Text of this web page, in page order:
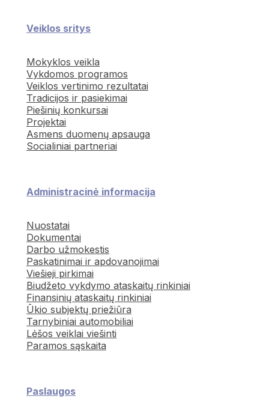
Veiklos sritys
Mokyklos veikla
Vykdomos programos
Veiklos vertinimo rezultatai
Tradicijos ir pasiekimai
Piešinių konkursai
Projektai
Asmens duomenų apsauga
Socialiniai partneriai
Administracinė informacija
Nuostatai
Dokumentai
Darbo užmokestis
Paskatinimai ir apdovanojimai
Viešieji pirkimai
Biudžeto vykdymo ataskaitų rinkiniai
Finansinių ataskaitų rinkiniai
Ūkio subjektų priežiūra
Tarnybiniai automobiliai
Lėšos veiklai viešinti
Paramos sąskaita
Paslaugos